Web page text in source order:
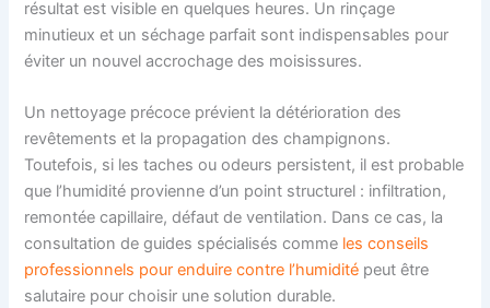
résultat est visible en quelques heures. Un rinçage
minutieux et un séchage parfait sont indispensables pour
éviter un nouvel accrochage des moisissures.
Un nettoyage précoce prévient la détérioration des
revêtements et la propagation des champignons.
Toutefois, si les taches ou odeurs persistent, il est probable
que l’humidité provienne d’un point structurel : infiltration,
remontée capillaire, défaut de ventilation. Dans ce cas, la
consultation de guides spécialisés comme les conseils
professionnels pour enduire contre l’humidité peut être
salutaire pour choisir une solution durable.